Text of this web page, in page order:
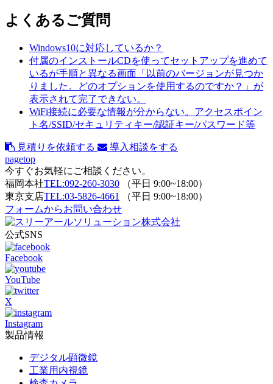
よくあるご質問
Windows10に対応しているか？
付属のインストールCDを使ってセットアップを進めて
いるが手順と異なる画面「以前のバージョンが見つか
りました。どのオプションを使用するのですか？」が
表示されて完了できない。
WiFi接続に必要な情報が分からない。アクセスポイン
ト名/SSID/セキュリティキー/認証キー/パスワード等
見積りを依頼する
導入相談をする
pagetop
今すぐお気軽にご相談ください。
福岡本社TEL:092-260-3030 （平日 9:00~18:00）
東京支店TEL:03-5826-4661
（平日 9:00~18:00）
フォームからお問い合わせ
公式SNS
Facebook
YouTube
X
Instagram
製品情報
デジタル顕微鏡
工業用内視鏡